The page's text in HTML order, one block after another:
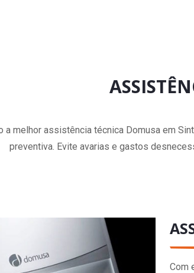
a melhor assistência técnica Domusa em
preventiva. Evite avarias e gastos
Com